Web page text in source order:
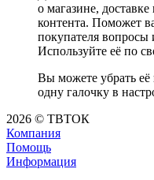
о магазине,
контента. Поможет
покупателя вопросы
Используйте её по
Вы можете убрать её
одну галочку в
2026 © ТВТОК
Компания
Помощь
Информация